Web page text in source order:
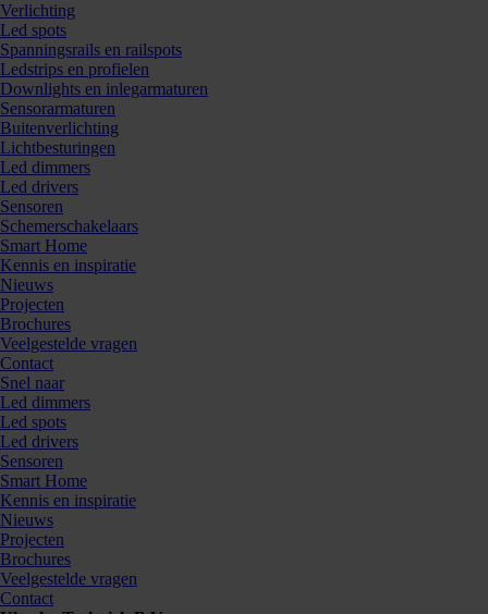
Verlichting
Led spots
Spanningsrails en railspots
Ledstrips en profielen
Downlights en inlegarmaturen
Sensorarmaturen
Buitenverlichting
Lichtbesturingen
Led dimmers
Led drivers
Sensoren
Schemerschakelaars
Smart Home
Kennis en inspiratie
Nieuws
Projecten
Brochures
Veelgestelde vragen
Contact
Snel naar
Led dimmers
Led spots
Led drivers
Sensoren
Smart Home
Kennis en inspiratie
Nieuws
Projecten
Brochures
Veelgestelde vragen
Contact